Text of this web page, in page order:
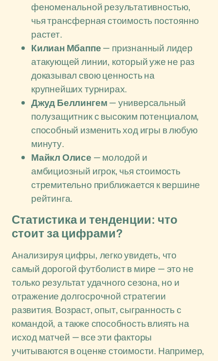
феноменальной результативностью,
чья трансферная стоимость постоянно
растет.
Килиан Мбаппе— признанный лидер
атакующей линии, который уже не раз
доказывал свою ценность на
крупнейших турнирах.
Джуд Беллингем— универсальный
полузащитник с высоким потенциалом,
способный изменить ход игры в любую
минуту.
Майкл Олисе — молодой и
амбициозный игрок, чья стоимость
стремительно приближается к вершине
рейтинга.
Статистика и тенденции: что
стоит за цифрами?
Анализируя цифры, легко увидеть, что
самый дорогой футболист в мире — это не
только результат удачного сезона, но и
отражение долгосрочной стратегии
развития. Возраст, опыт, сыгранность с
командой, а также способность влиять на
исход матчей — все эти факторы
учитываются в оценке стоимости. Например,